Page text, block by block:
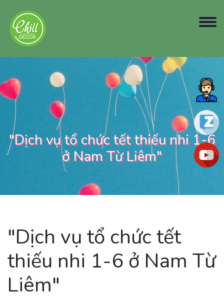
"Dịch vụ tổ chức tết thiếu nhi 1-6
ở Nam Từ Liêm"
"Dịch vụ tổ chức tết
thiếu nhi 1-6 ở Nam Từ
Liêm"